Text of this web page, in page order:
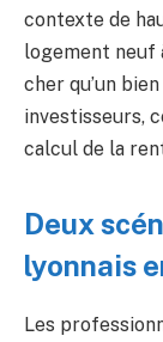
contexte de
logement neuf
cher qu’un
investisseurs,
calcul de la
Deux
lyonnais
Les